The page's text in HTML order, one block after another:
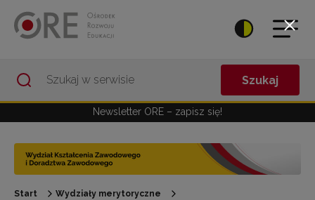
Szukaj
Newsletter ORE – zapisz się!
Start
Wydziały merytoryczne